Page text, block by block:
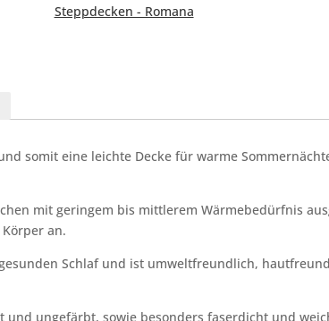
Steppdecken - Romana
somit eine leichte Decke für warme
mit geringem bis mittlerem Wärmebedürfnis
an.
Schlaf und ist umweltfreundlich,
und ungefärbt, sowie besonders faserdicht und